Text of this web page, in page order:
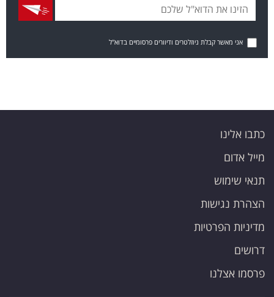
אני מאשר קבלת ניוזלטרים ודיוורים פרסומיים בדוא"ל
כתבו אלינו
מייל אדום
תנאי שימוש
הצהרת נגישות
מדיניות הפרטיות
דרושים
פרסמו אצלנו